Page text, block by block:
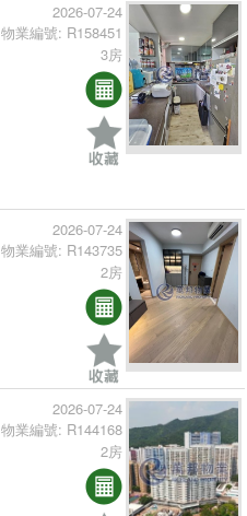
2026-07-24
物業編號: R158451
3房
2026-07-24
物業編號: R143735
2房
2026-07-24
物業編號: R144168
2房